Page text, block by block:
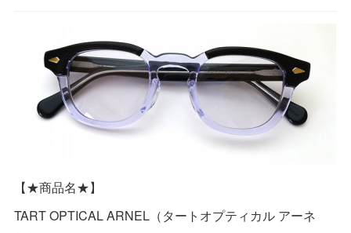
【★商品名★】
TART OPTICAL ARNEL（タートオプティカル アーネ